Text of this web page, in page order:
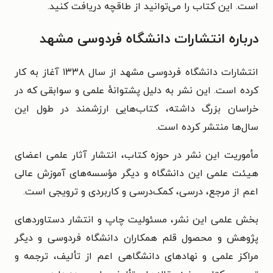
است. این کتاب را می‌توانید از طاقچه دریافت کنید.
درباره انتشارات دانشگاه فردوسی مشهد
انتشارات دانشگاه فردوسی مشهد از سال ۱۳۳۸ آغاز به کار
کرده است. این نشر به دلیل پشتوانهٔ علمی و سوابقی که در
خراسان بزرگ داشته، کتاب‌هایی ارزشمند در طول این
سال‌ها منتشر کرده است.
مأموریت این نشر در حوزه کتاب، انتشار آثار علمی اعضای
هیئت‌ علمی این دانشگاه و دیگر مؤسسه‌های آموزش عالی
اعم از مرجع، درسی، کمک‌درسی و کاربردی و ترویجی است.
بخش علمی این نشر، مسئولیت چاپ و انتشار دستاوردهای
پژوهش و محصول قلم همکاران دانشگاه فردوسی و دیگر
مراکز علمی و نهادهای دانشگاهی اعم از تألیف، ترجمه و